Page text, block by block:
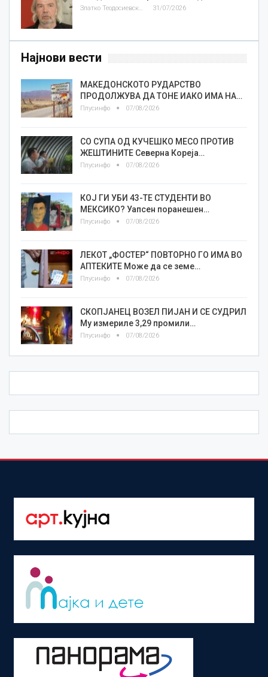
Златко Теодосиевски 31/07/2026
Најнови вести
МАКЕДОНСКОТО РУДАРСТВО
ПРОДОЛЖУВА ДА ТОНЕ ИАКО ИМА НА…
Плусинфо 07/08/2026
СО СУПА ОД КУЧЕШКО МЕСО ПРОТИВ
ЖЕШТИНИТЕ Северна Кореја…
Плусинфо 07/08/2026
КОЈ ГИ УБИ 43-ТЕ СТУДЕНТИ ВО
МЕКСИКО? Уапсен поранешен…
Плусинфо 07/08/2026
ЛЕКОТ „ФОСТЕР“ ПОВТОРНО ГО ИМА ВО
АПТЕКИТЕ Може да се земе…
Плусинфо 07/08/2026
СКОПЈАНЕЦ ВОЗЕЛ ПИЈАН И СЕ СУДРИЛ
Му измериле 3,29 промили…
Плусинфо 07/08/2026